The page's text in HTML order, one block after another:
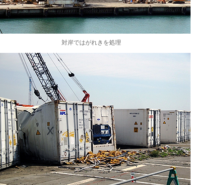
対岸ではがれきを処理